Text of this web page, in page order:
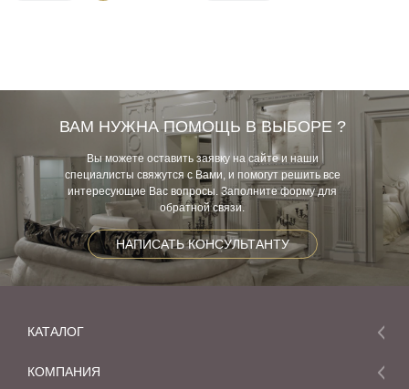
ВАМ НУЖНА ПОМОЩЬ В ВЫБОРЕ ?
Вы можете оставить заявку на сайте и наши
специалисты свяжутся с Вами, и помогут решить все
интересующие Вас вопросы. Заполните форму для
обратной связи.
НАПИСАТЬ КОНСУЛЬТАНТУ
КАТАЛОГ
Мебель
КОМПАНИЯ